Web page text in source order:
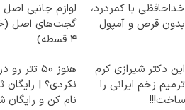
خداحافظی با کمردرد،
بدون قرص و آمپول
لوازم جانبی اصل
گجت‌های اصل
۴ قسطه)
این دکتر شیرازی کرم
ترمیم زخم ایرانی را
ساخت!!!
هنوز 50 تتر
نکردی؟ | رایگان
نام کن و رایگان